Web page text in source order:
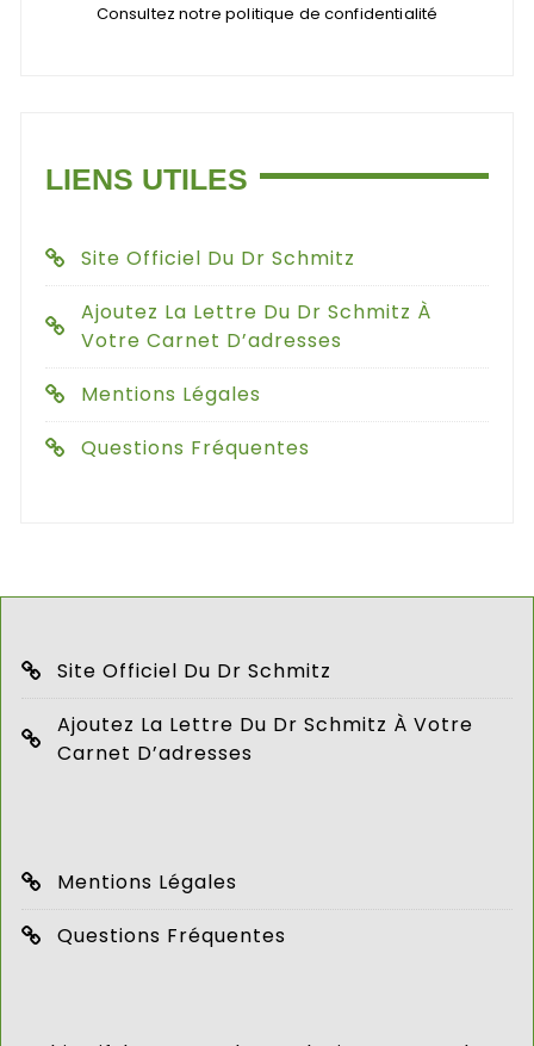
Consultez notre politique de confidentialité
LIENS UTILES
Site Officiel Du Dr Schmitz
Ajoutez La Lettre Du Dr Schmitz À
Votre Carnet D’adresses
Mentions Légales
Questions Fréquentes
Site Officiel Du Dr Schmitz
Ajoutez La Lettre Du Dr Schmitz À Votre
Carnet D’adresses
Mentions Légales
Questions Fréquentes